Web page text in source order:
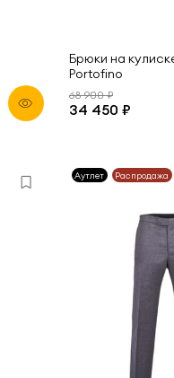
Брюки на
Portofino
68 900 ₽
34 450 ₽
Аутлет Распродажа